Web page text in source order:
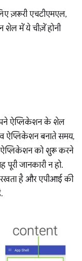
ज़रूरी एचटीएमएल,
शेल में ये चीज़ें होनी
ऐप्लिकेशन के शेल
ऐप्लिकेशन बनाते समय,
ऐप्लिकेशन को शुरू करने
जानकारी न हो.
है और एपीआई की